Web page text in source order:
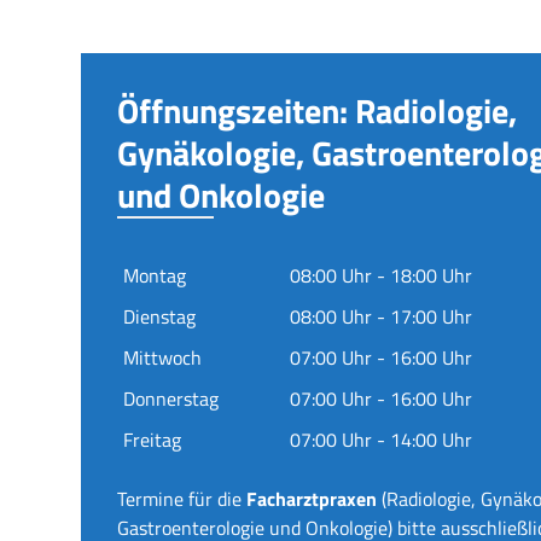
Öffnungszeiten: Radiologie,
Gynäkologie,
und Onkologie
Montag
08:00 Uhr - 18:00 Uhr
Dienstag
08:00 Uhr - 17:00 Uhr
Mittwoch
07:00 Uhr - 16:00 Uhr
Donnerstag
07:00 Uhr - 16:00 Uhr
Freitag
07:00 Uhr - 14:00 Uhr
Termine für die Facharztpraxen (Radiologie,
Gastroenterologie und Onkologie) bitte